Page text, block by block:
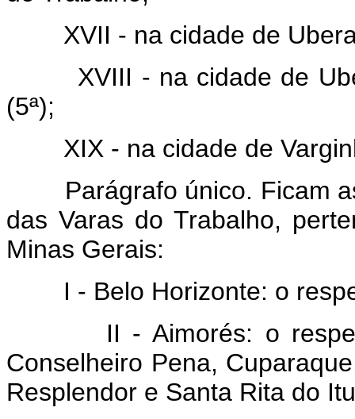
XVII - na cidade de
XVIII - na cidade de
(5ª);
XIX - na cidade de
Parágrafo único. Ficam
das Varas do Trabalho,
Minas Gerais:
I - Belo Horizonte: o
II - Aimorés: o
Conselheiro Pena,
Resplendor e Santa Rita do